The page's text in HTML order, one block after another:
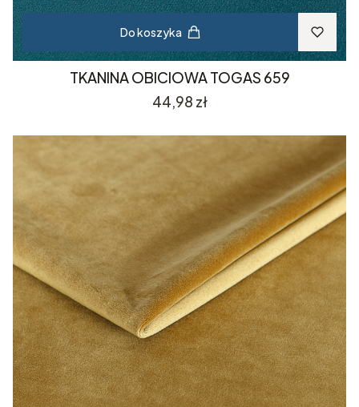
Do koszyka
TKANINA OBICIOWA TOGAS 659
Cena
44,98 zł